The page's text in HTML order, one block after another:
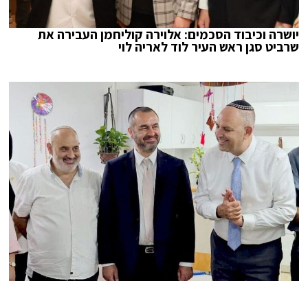
יושרה וכיבוד הסכמים: אלוירה קוליחמן העבירה את
שרביט סגן ראש העיר לוד לאריה לוי